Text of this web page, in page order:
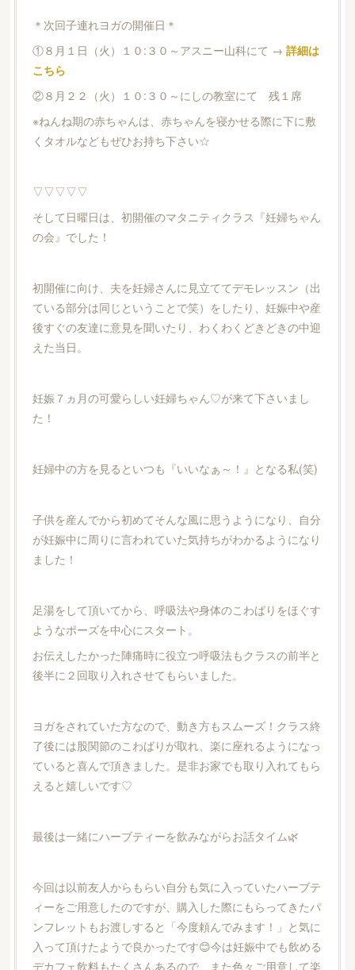
＊次回子連れヨガの開催日＊
①８月１日（火）１０:３０～アスニー山科にて → 詳細は
こちら
②８月２２（火）１０:３０～にしの教室にて 残１席
※ねんね期の赤ちゃんは、赤ちゃんを寝かせる際に下に敷
くタオルなどもぜひお持ち下さい☆
▽▽▽▽▽
そして日曜日は、初開催のマタニティクラス『妊婦ちゃん
の会』でした！
初開催に向け、夫を妊婦さんに見立ててデモレッスン（出
ている部分は同じということで笑）をしたり、妊娠中や産
後すぐの友達に意見を聞いたり、わくわくどきどきの中迎
えた当日。
妊娠７ヵ月の可愛らしい妊婦ちゃん♡が来て下さいまし
た！
妊婦中の方を見るといつも『いいなぁ～！』となる私(笑)
子供を産んでから初めてそんな風に思うようになり、自分
が妊娠中に周りに言われていた気持ちがわかるようになり
ました！
足湯をして頂いてから、呼吸法や身体のこわばりをほぐす
ようなポーズを中心にスタート。
お伝えしたかった陣痛時に役立つ呼吸法もクラスの前半と
後半に２回取り入れさせてもらいました。
ヨガをされていた方なので、動き方もスムーズ！クラス終
了後には股関節のこわばりが取れ、楽に座れるようになっ
ていると喜んで頂きました。是非お家でも取り入れてもら
えると嬉しいです♡
最後は一緒にハーブティーを飲みながらお話タイム🌿
今回は以前友人からもらい自分も気に入っていたハーブテ
ィーをご用意したのですが、購入した際にもらってきたパ
ンフレットもお渡しすると「今度頼んでみます！」と気に
入って頂けたようで良かったです😊今は妊娠中でも飲める
デカフェ飲料もたくさんあるので、また色々ご用意して楽